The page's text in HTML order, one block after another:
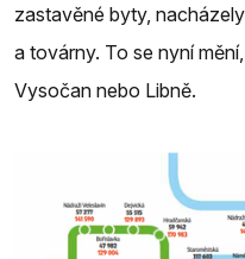
zastavěné byty,
a továrny. To se nyní
Vysočan nebo Libně.